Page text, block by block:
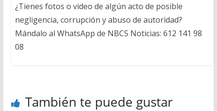
¿Tienes fotos o video de algún acto de posible
negligencia, corrupción y abuso de autoridad?
Mándalo al WhatsApp de NBCS Noticias: 612 141 98
08
También te puede gustar